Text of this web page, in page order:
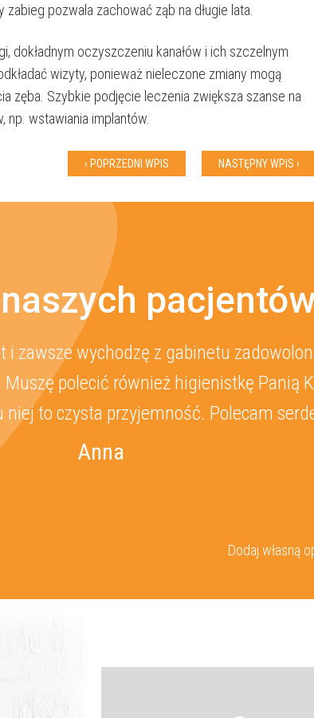
pozwala zachować ząb na długie lata.
dokładnym oczyszczeniu kanałów i ich szczelnym
wizyty, ponieważ nieleczone zmiany mogą
zęba. Szybkie podjęcie leczenia zwiększa szanse na
np. wstawiania implantów.
‹ POPRZEDNI WPIS NASTĘPNY WPIS ›
zawsze wychodzę z gabinetu
polecić również higienistkę Panią
niej to czysta przyjemność. Polecam
Anna
Dodaj własną